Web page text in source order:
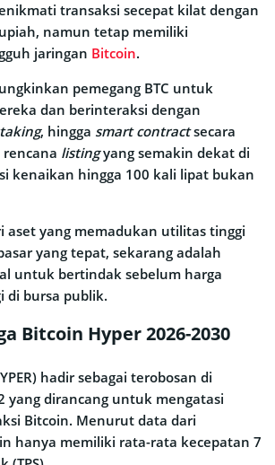
transaksi secepat kilat dengan
namun tetap memiliki
jaringan Bitcoin.
pemegang BTC untuk
dan berinteraksi dengan
, hingga smart contractsecara
listingyang semakin dekat di
kenaikan hingga 100 kali lipat bukan
aset yang memadukan utilitas tinggi
yang tepat, sekarang adalah
untuk bertindak sebelum harga
di bursa publik.
Bitcoin Hyper 2026-2030
hadir sebagai terobosan di
yang dirancang untuk mengatasi
Bitcoin. Menurut data dari
hanya memiliki rata-rata kecepatan 7